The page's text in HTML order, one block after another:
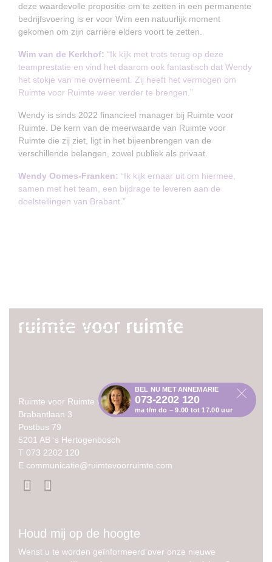
BEL NU MET ANNEMARIE
073-2202 120
ma t/m do – 9.00 tot 17.00 uur
deze waardevolle propositie om te zetten in een permanente
bedrijfsvoering is er voor Wim een natuurlijk moment
gekomen om zijn carrière elders voort te zetten.
Wim van de Kerkhof: “Ik kijk met trots terug op deze
teamprestatie en vind het daarom ook fantastisch dat Wendy
het stokje van me overneemt. Zij heeft het vermogen om
Ruimte voor Ruimte weer verder te brengen.”
Wendy is sinds 2022 financieel manager bij Ruimte voor
Ruimte. De kern van de meerwaarde van Ruimte voor
Ruimte die zij ziet, ligt in het bijeenbrengen van de
verschillende belangen, zowel publiek als privaat.
Wendy Oomes-Franken: “Ik kijk ernaar uit om hiermee,
samen met het team, een bijdrage te leveren aan de
doelstellingen van Brabant.”
Ruimte voor Ruimte CV
Brabantlaan 3
Postbus 79
5201 AB ‘s Hertogenbosch
T 073 2202 120
E communicatie@ruimtevoorruimte.com
Houd mij op de hoogte
Wenst u te worden geïnformeerd over onze nieuwe